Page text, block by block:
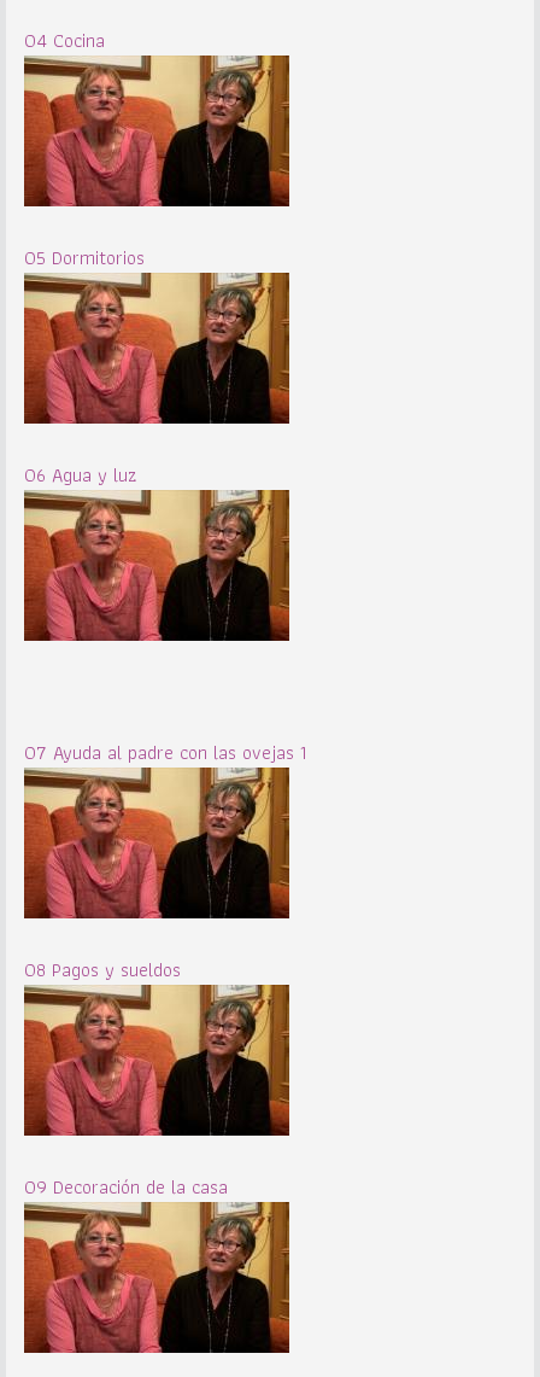
04 Cocina
05 Dormitorios
06 Agua y luz
07 Ayuda al padre con las ovejas 1
08 Pagos y sueldos
09 Decoración de la casa